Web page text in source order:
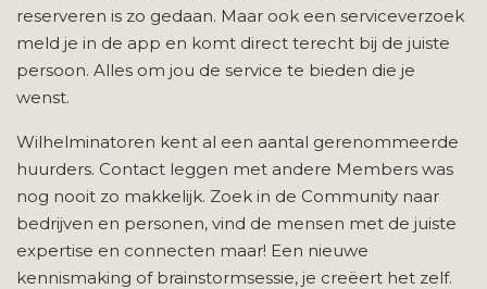
reserveren is zo gedaan. Maar ook een serviceverzoek
meld je in de app en komt direct terecht bij de juiste
persoon. Alles om jou de service te bieden die je
wenst.
Wilhelminatoren kent al een aantal gerenommeerde
huurders. Contact leggen met andere Members was
nog nooit zo makkelijk. Zoek in de Community naar
bedrijven en personen, vind de mensen met de juiste
expertise en connecten maar! Een nieuwe
kennismaking of brainstormsessie, je creëert het zelf.